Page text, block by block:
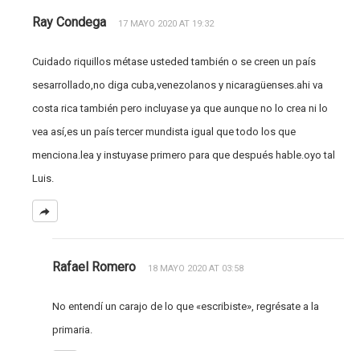
Ray Condega 17 MAYO 2020 AT 19:32
Cuidado riquillos métase usteded también o se creen un país
sesarrollado,no diga cuba,venezolanos y nicaragüenses.ahi va
costa rica también pero incluyase ya que aunque no lo crea ni lo
vea así,es un país tercer mundista igual que todo los que
menciona.lea y instuyase primero para que después hable.oyo tal
Luis.
Rafael Romero 18 MAYO 2020 AT 03:58
No entendí un carajo de lo que «escribiste», regrésate a la
primaria.